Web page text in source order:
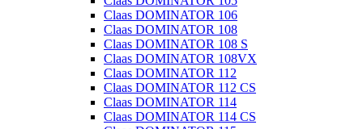
Claas DOMINATOR 106
Claas DOMINATOR 108
Claas DOMINATOR 108 S
Claas DOMINATOR 108VX
Claas DOMINATOR 112
Claas DOMINATOR 112 CS
Claas DOMINATOR 114
Claas DOMINATOR 114 CS